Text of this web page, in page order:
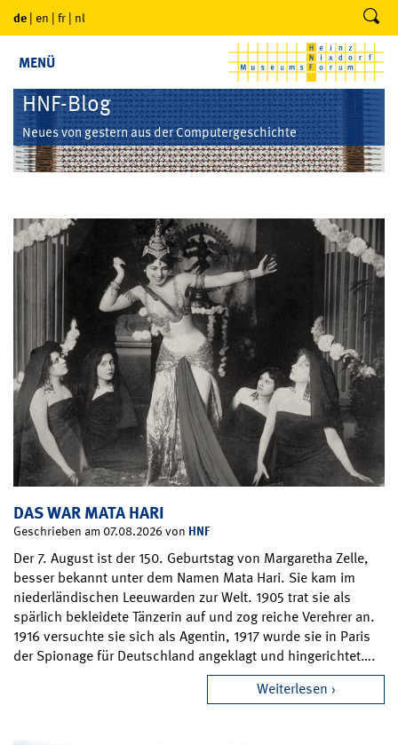
de | en | fr | nl
MENÜ
HNF-Blog
Neues von gestern aus der Computergeschichte
DAS WAR MATA HARI
Geschrieben am 07.08.2026 von HNF
Der 7. August ist der 150. Geburtstag von Margaretha Zelle,
besser bekannt unter dem Namen Mata Hari. Sie kam im
niederländischen Leeuwarden zur Welt. 1905 trat sie als
spärlich bekleidete Tänzerin auf und zog reiche Verehrer an.
1916 versuchte sie sich als Agentin, 1917 wurde sie in Paris
der Spionage für Deutschland angeklagt und hingerichtet….
Weiterlesen